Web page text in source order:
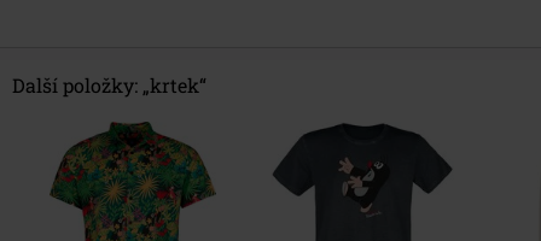
Další položky: „krtek“